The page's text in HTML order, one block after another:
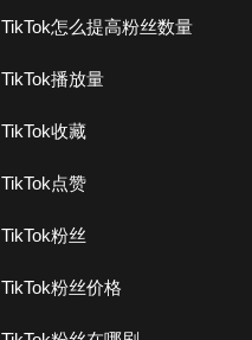
TikTok怎么提高粉丝数量
TikTok播放量
TikTok收藏
TikTok点赞
TikTok粉丝
TikTok粉丝价格